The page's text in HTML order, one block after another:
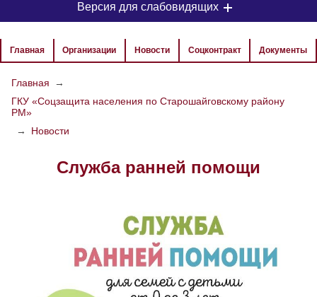
Версия для слабовидящих
ЦВЕТОВАЯ СХЕМА
РАЗМЕР ТЕКСТА
ИЗОБРАЖЕНИЯ
Настройки по умолчанию
Главная Организации Новости Соцконтракт Документы
Главная
→
ГКУ «Соцзащита населения по Старошайговскому району
РМ»
→
Новости
Служба ранней помощи